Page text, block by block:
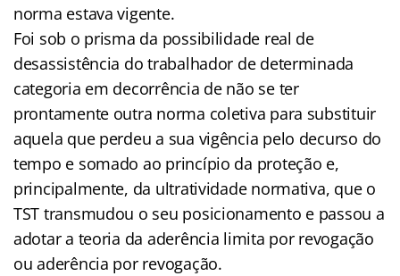
norma estava vigente.
Foi sob o prisma da possibilidade real de
desassistência do trabalhador de determinada
categoria em decorrência de não se ter
prontamente outra norma coletiva para substituir
aquela que perdeu a sua vigência pelo decurso do
tempo e somado ao princípio da proteção e,
principalmente, da ultratividade normativa, que o
TST transmudou o seu posicionamento e passou a
adotar a teoria da aderência limita por revogação
ou aderência por revogação.